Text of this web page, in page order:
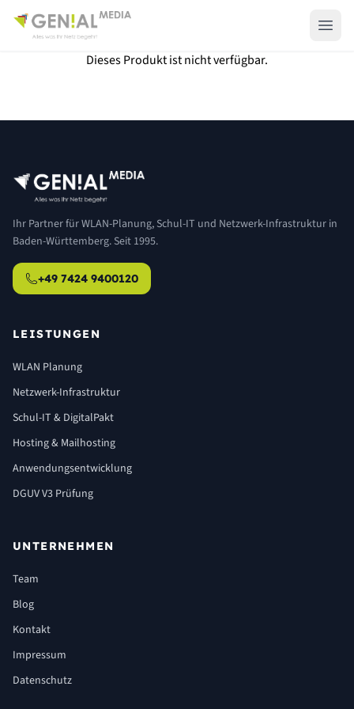
Dieses Produkt ist nicht verfügbar.
Ihr Partner für WLAN-Planung, Schul-IT und Netzwerk-Infrastruktur in
Baden-Württemberg. Seit 1995.
+49 7424 9400120
LEISTUNGEN
WLAN Planung
Netzwerk-Infrastruktur
Schul-IT & DigitalPakt
Hosting & Mailhosting
Anwendungsentwicklung
DGUV V3 Prüfung
UNTERNEHMEN
Team
Blog
Kontakt
Impressum
Datenschutz